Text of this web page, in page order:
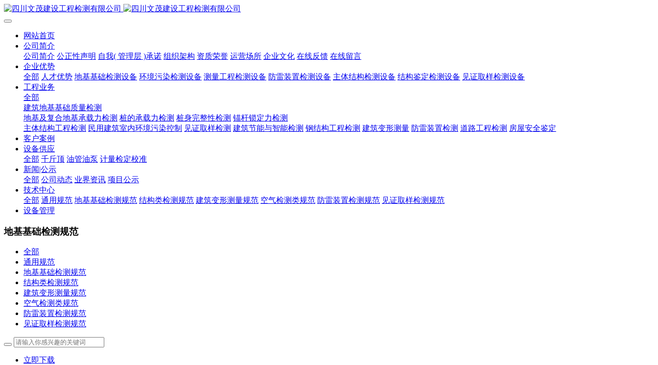
网站首页
公司简介
公司简介 公正性声明 自我( 管理层 )承诺 组织架构 资质荣誉 运营场所 企业文化 在线反馈 在线留言
企业优势
全部 人才优势 地基基础检测设备 环境污染检测设备 测量工程检测设备 防雷装置检测设备 主体结构检测设备 结构鉴定检测设备 见证取样检测设备
工程业务
全部
建筑地基基础质量检测
地基及复合地基承载力检测 桩的承载力检测 桩身完整性检测 锚杆锁定力检测
主体结构工程检测 民用建筑室内环境污染控制 见证取样检测 建筑节能与智能检测 钢结构工程检测 建筑变形测量 防雷装置检测 道路工程检测 房屋安全鉴定
客户案例
设备供应
全部 千斤顶 油管油泵 计量检定校准
新闻|公示
全部 公司动态 业界资讯 项目公示
技术中心
全部 通用规范 地基基础检测规范 结构类检测规范 建筑变形测量规范 空气检测类规范 防雷装置检测规范 见证取样检测规范
设备管理
地基基础检测规范
全部
通用规范
地基基础检测规范
结构类检测规范
建筑变形测量规范
空气检测类规范
防雷装置检测规范
见证取样检测规范
立即下载